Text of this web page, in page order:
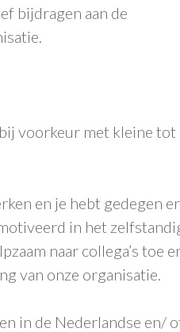
bijdragen aan de
voorkeur met kleine tot
en je hebt gedegen
in het
naar collega’s toe
van onze organisatie.
in de Nederlandse en/